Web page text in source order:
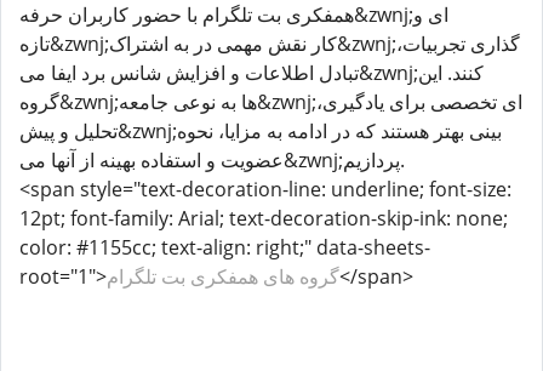
همفکری بت تلگرام با حضور کاربران حرفه&zwnj;ای و
تازه&zwnj;کار نقش مهمی در به اشتراک&zwnj;گذاری تجربیات،
تبادل اطلاعات و افزایش شانس برد ایفا می&zwnj;کنند. این
گروه&zwnj;ها به نوعی جامعه&zwnj;ای تخصصی برای یادگیری،
تحلیل و پیش&zwnj;بینی بهتر هستند که در ادامه به مزایا، نحوه
عضویت و استفاده بهینه از آنها می&zwnj;پردازیم.
<span style="text-decoration-line: underline; font-size:
12pt; font-family: Arial; text-decoration-skip-ink: none;
color: #1155cc; text-align: right;" data-sheets-
root="1">گروه های همفکری بت تلگرام</span>